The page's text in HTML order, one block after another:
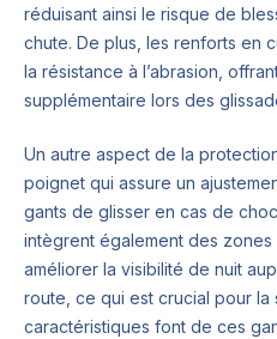
réduisant ainsi le risque de
chute. De plus, les renforts en
la résistance à l’abrasion,
supplémentaire lors des
Un autre aspect de la
poignet qui assure un
gants de glisser en cas de
intègrent également des
améliorer la visibilité de nuit
route, ce qui est crucial pour la
caractéristiques font de ces